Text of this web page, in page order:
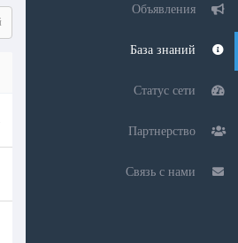
Объявления
Партнерство